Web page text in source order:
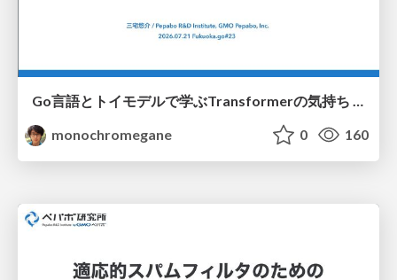
Go言語とトイモデルで学ぶTransformerの気持ち / fukuokago23-transformer
monochromegane
0 160